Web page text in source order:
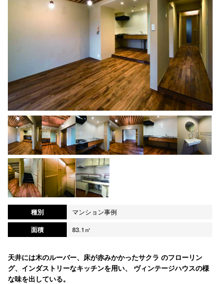
種別
マンション事例
面積
83.1㎡
天井には木のルーバー、床が赤みかかったサクラ のフローリン
グ、インダストリーなキッチンを用い、 ヴィンテージハウスの様
な味を出している。